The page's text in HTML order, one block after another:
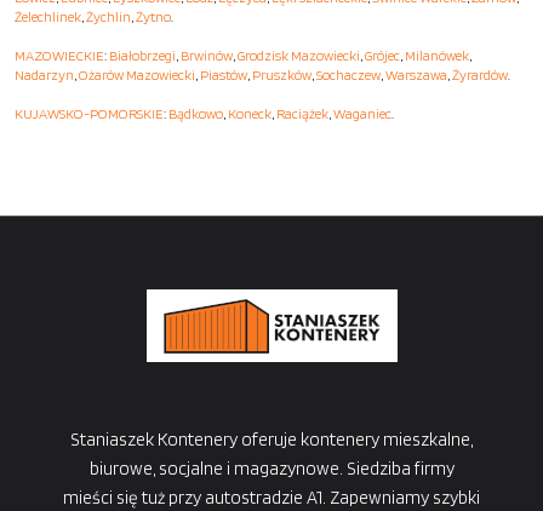
Żelechlinek,Żychlin,Żytno.
MAZOWIECKIE: Białobrzegi, Brwinów,Grodzisk Mazowiecki,Grójec, Milanówek,
Nadarzyn,Ożarów Mazowiecki, Piastów, Pruszków,Sochaczew,Warszawa,Żyrardów.
KUJAWSKO-POMORSKIE: Bądkowo, Koneck, Raciążek,Waganiec.
Staniaszek Kontenery oferuje kontenery mieszkalne,
biurowe, socjalne i magazynowe. Siedziba firmy
mieści się tuż przy autostradzie A1. Zapewniamy szybki